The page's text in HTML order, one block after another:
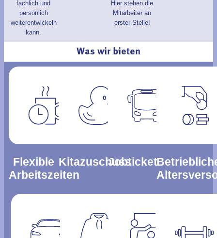
fachlich und
persönlich
weiterentwickeln
kann.
Hier stehen die
Mitarbeiter an
erster Stelle!
Was wir bieten
Flexible
Arbeitszeiten
KitazuschussJobticket